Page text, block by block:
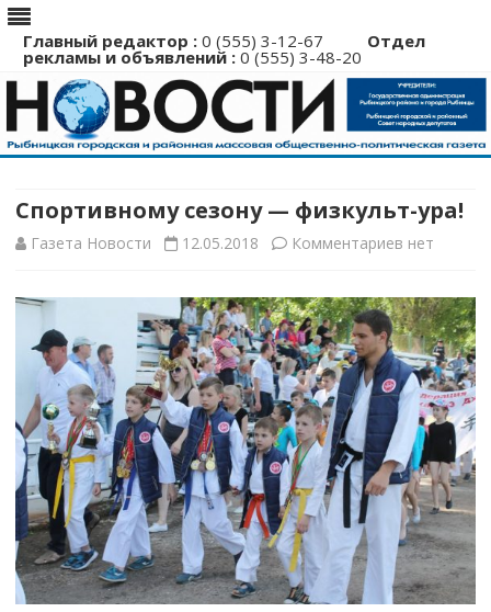
Главный редактор : 0 (555) 3-12-67 Отдел
рекламы и объявлений : 0 (555) 3-48-20
Перейти
содержимому
Спортивному сезону — физкульт-ура!
Газета Новости 12.05.2018 Комментариев к
сезону
—
физкульт-
ура!
нет